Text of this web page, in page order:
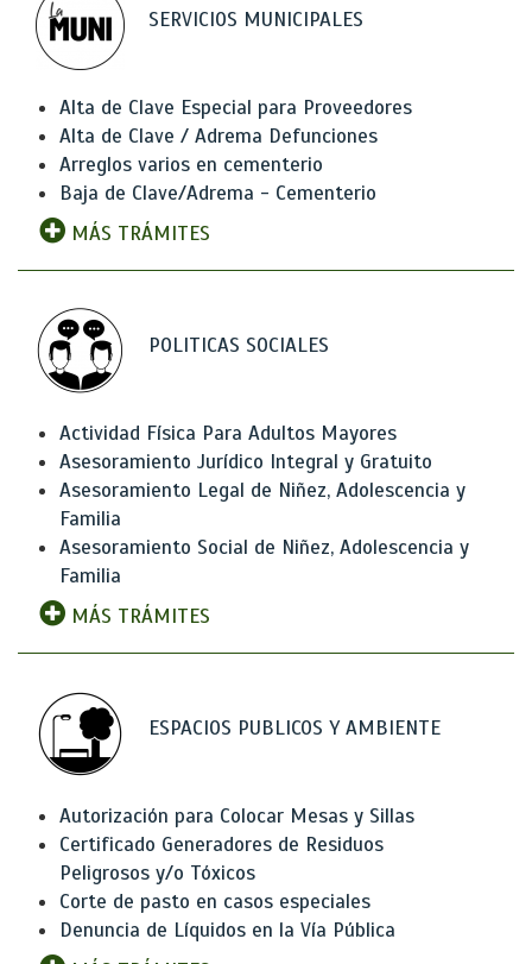
SERVICIOS MUNICIPALES
Alta de Clave Especial para Proveedores
Alta de Clave / Adrema Defunciones
Arreglos varios en cementerio
Baja de Clave/Adrema - Cementerio
MÁS TRÁMITES
POLITICAS SOCIALES
Actividad Física Para Adultos Mayores
Asesoramiento Jurídico Integral y Gratuito
Asesoramiento Legal de Niñez, Adolescencia y
Familia
Asesoramiento Social de Niñez, Adolescencia y
Familia
MÁS TRÁMITES
ESPACIOS PUBLICOS Y AMBIENTE
Autorización para Colocar Mesas y Sillas
Certificado Generadores de Residuos
Peligrosos y/o Tóxicos
Corte de pasto en casos especiales
Denuncia de Líquidos en la Vía Pública